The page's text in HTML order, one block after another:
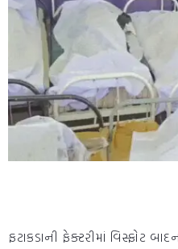
ફટાકડાની ફેક્ટરીમાં વિસ્ફોટ